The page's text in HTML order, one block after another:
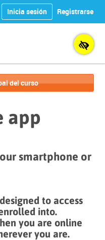
Inicia sesión Registrarse
the
del curso
app
smartphone or
to access
into.
you are online
you are.